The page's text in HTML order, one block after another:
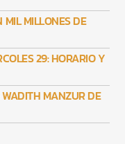
MILLONES DE
29: HORARIO Y
MANZUR DE